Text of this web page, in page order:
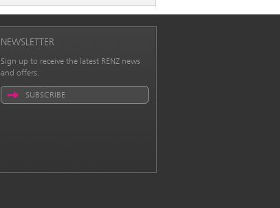
NEWSLETTER
Sign up to receive the latest RENZ news
and offers.